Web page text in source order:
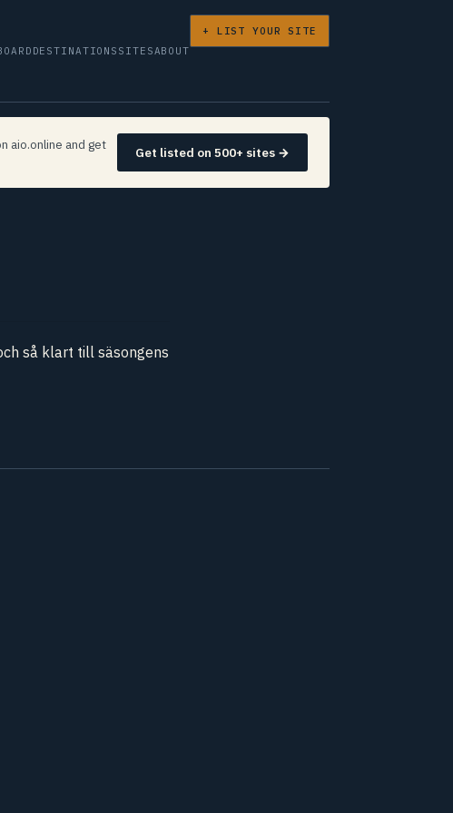
DESTINATIONS SITESABOUT
+ LIST YOUR SITE
aio.online and get
Get listed on 500+ sites →
så klart till säsongens